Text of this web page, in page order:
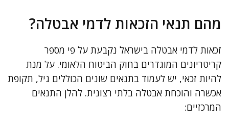
מהם תנאי הזכאות לדמי אבטלה?
זכאות לדמי אבטלה בישראל נקבעת על פי מספר
קריטריונים המוגדרים בחוק הביטוח הלאומי. על מנת
להיות זכאי, יש לעמוד בתנאים שונים הכוללים גיל, תקופת
אכשרה והוכחת אבטלה בלתי רצונית. להלן התנאים
המרכזיים: